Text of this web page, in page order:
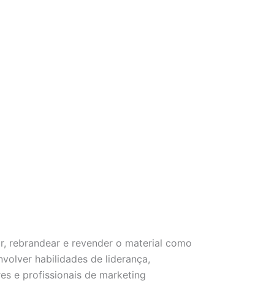
rebrandear e revender o material como
habilidades de liderança,
e profissionais de marketing